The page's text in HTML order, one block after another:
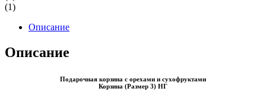
(1)
Описание
Описание
Подарочная корзина с орехами и сухофруктами
Корзина (Размер 3) НГ